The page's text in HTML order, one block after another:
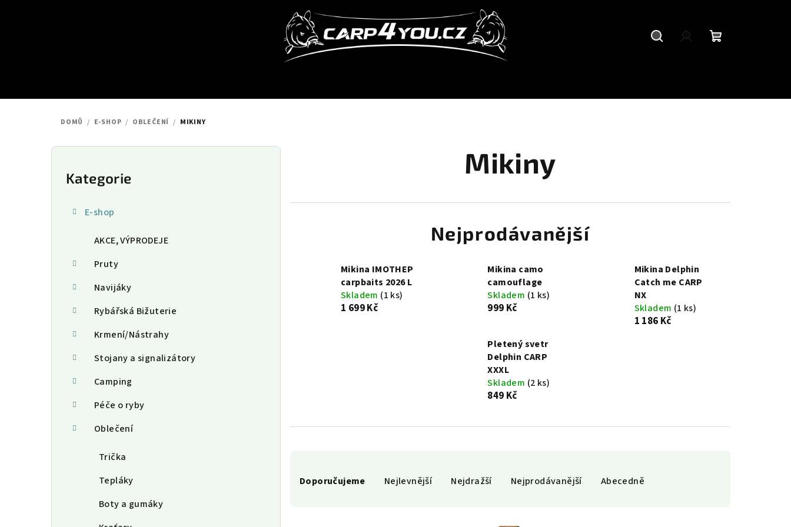
DOMŮ / E-SHOP / OBLEČENÍ / MIKINY
P
Přeskočit
kategorie
Kategorie
E-shop
AKCE, VÝPRODEJE
Pruty
Navijáky
Rybářská Bižuterie
Krmení/Nástrahy
Stojany a signalizátory
Camping
Péče o ryby
Oblečení
Trička
Tepláky
Boty a gumáky
Mikiny
Nejprodávanější
Mikina IMOTHEP
carpbaits 2026 L
Skladem (1 ks)
1 699 Kč
Mikina camo
camouflage
Skladem (1 ks)
999 Kč
Mikina Delphin
Catch me CARP
NX
Skladem (1 ks)
1 186 Kč
Pletený svetr
Delphin CARP
XXXL
Skladem (2 ks)
849 Kč
aDoporučujeme Nejlevnější Nejdražší Nejprodávanější Abecedně